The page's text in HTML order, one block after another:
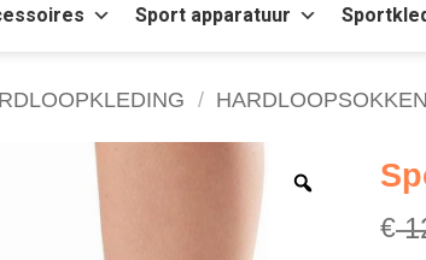
Sport apparatuur
/ HARDLOOPSOKKEN
€